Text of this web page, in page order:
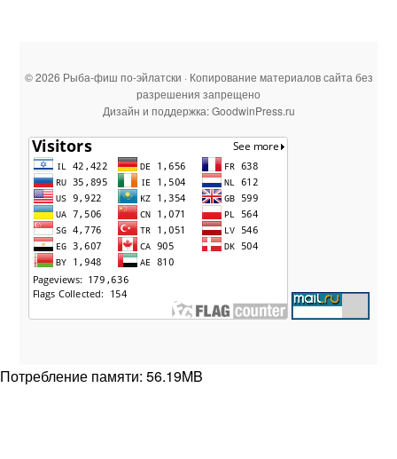
© 2026 Рыба-фиш по-эйлатски · Копирование материалов сайта без
разрешения запрещено
Дизайн и поддержка: GoodwinPress.ru
Потребление памяти: 56.19MB